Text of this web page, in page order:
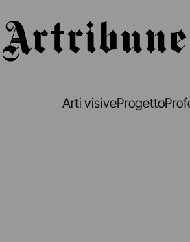
Arti visiveProgetto